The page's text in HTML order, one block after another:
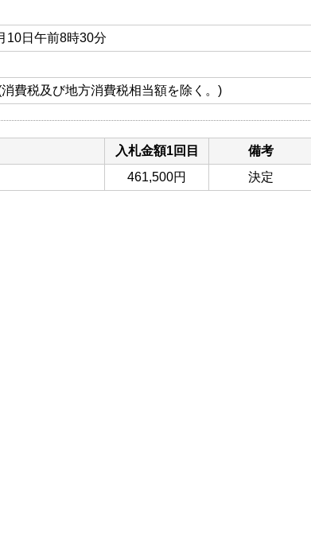
10日午前8時30分
費税及び地方消費税相当額を除く。)
入札金額1回目
備考
461,500円 決定